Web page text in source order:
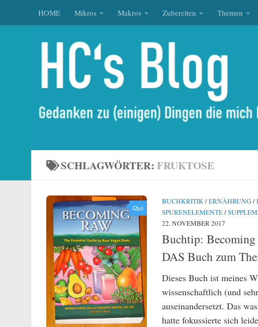
Zum Inhalt springen
HOME Mikros Makros Zubereiten Themen
SCHLAGWÖRTER: FRUKTOSE
0
BUCHKRITIK /ERNÄHRUNG /
SPURENELEMENTE/
22. NOVEMBER 2017
Buchtip:
DAS Buch zum
Dieses Buch ist meines
wissenschaftlich (und
auseinandersetzt. Das
hatte fokussierte sich